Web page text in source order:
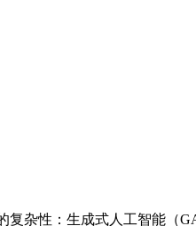
杂性：生成式人工智能（